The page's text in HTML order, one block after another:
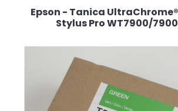
Epson - Tanica UltraChrome®
Stylus Pro WT7900/